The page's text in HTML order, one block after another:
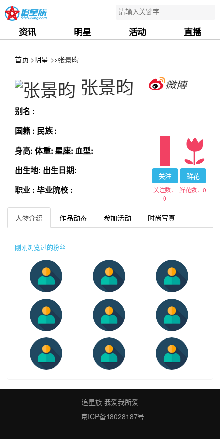
资讯 明星 活动 直播
首页 >明星 >>张景昀
张景昀
别名 :
国籍 : 民族 :
身高: 体重: 星座: 血型:
出生地: 出生日期:
职业 : 毕业院校 :
关注
关注数：
0
鲜花
鲜花数：0
人物介绍 作品动态 参加活动 时尚写真
刚刚浏览过的粉丝
追星族 我爱我所爱
京ICP备18028187号